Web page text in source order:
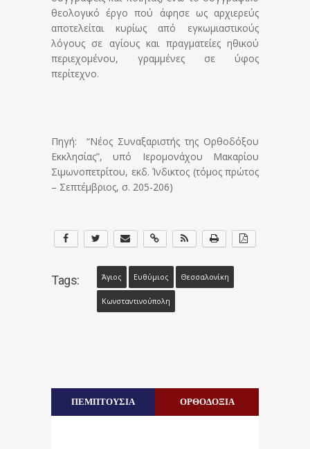
θεολογικό έργο πού άφησε ως αρχιερεύς
αποτελείται κυρίως από εγκωμιαστικούς
λόγους σε αγίους και πραγματείες ηθικού
περιεχομένου, γραμμένες σε ύφος
περίτεχνο.
Πηγή: “Νέος Συναξαριστής της Ορθοδόξου
Εκκλησίας”, υπό Ιερομονάχου Μακαρίου
Σιμωνοπετρίτου, εκδ. Ίνδικτος (τόμος πρώτος
– Σεπτέμβριος, σ. 205-206)
Tags: Άγιος Ευθύμιος Θεσσαλονίκη
Κωνσταντινούπολη
ΠΕΜΠΤΟΥΣΙΑ ΟΡΘΟΔΟΞΙΑ